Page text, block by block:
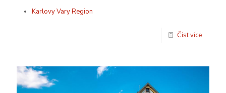
Karlovy Vary Region
Číst více